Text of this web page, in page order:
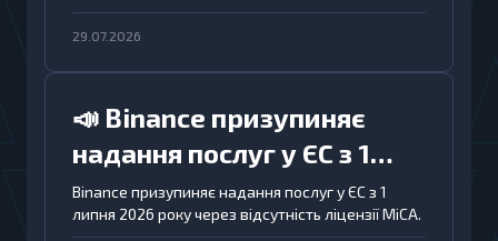
безпеки та обізнаності щодо сучасних
кіберзагроз.
29.07.2026
📣 Binance призупиняє
надання послуг у ЄС з 1
липня 2026 року через
відсутність ліцензії MiCA
Binance призупиняє надання послуг у ЄС з 1
липня 2026 року через відсутність ліцензії MiCA.